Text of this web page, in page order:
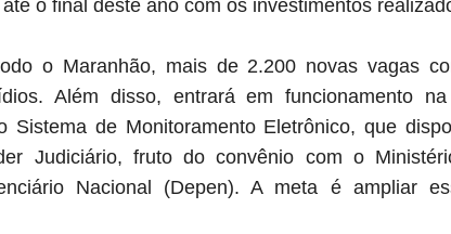
o final deste ano com os investimentos
o Maranhão, mais de 2.200 novas vagas
Além disso, entrará em funcionamento
Sistema de Monitoramento Eletrônico, que
Judiciário, fruto do convênio com o
Nacional (Depen). A meta é ampliar